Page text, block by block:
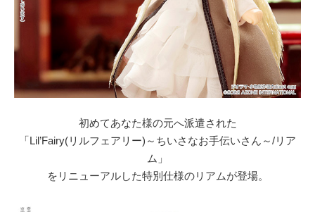
初めてあなた様の元へ派遣された
「Lil’Fairy(リルフェアリー)～ちいさなお手伝いさん～/リア
ム」
をリニューアルした特別仕様のリアムが登場。